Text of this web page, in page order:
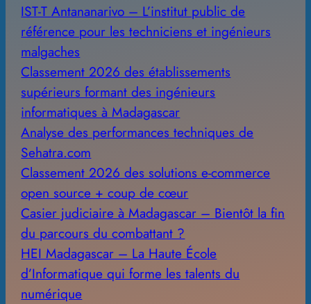
IST-T Antananarivo – L’institut public de
référence pour les techniciens et ingénieurs
malgaches
Classement 2026 des établissements
supérieurs formant des ingénieurs
informatiques à Madagascar
Analyse des performances techniques de
Sehatra.com
Classement 2026 des solutions e-commerce
open source + coup de cœur
Casier judiciaire à Madagascar – Bientôt la fin
du parcours du combattant ?
HEI Madagascar – La Haute École
d’Informatique qui forme les talents du
numérique